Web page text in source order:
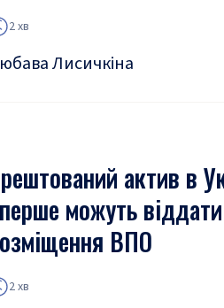
2 хв
Лисичкіна
актив в
можуть
ВПО
2 хв